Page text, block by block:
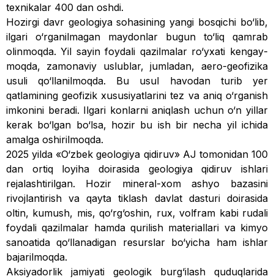
texnikalar 400 dan oshdi.
Hozirgi davr geologiya sohasining yangi bosqichi bo‘lib,
ilgari o‘rganilmagan maydonlar bugun to‘liq qam­rab
olinmoqda. Yil sayin foydali qazilmalar ro‘yxati kengay­
moqda, zamonaviy uslublar, jumladan, aero-­geofizika
usuli qo‘llanilmoqda. Bu usul ha­vodan turib yer
qatlamining geofizik xususiyatlarini tez va aniq o‘rganish
imkonini beradi. Ilgari konlarni aniq­lash uchun o‘n yillar
kerak bo‘lgan bo‘lsa, ho­zir bu ish bir necha yil ichida
amalga oshirilmoqda.
2025 yilda «O‘zbek geologiya qidiruv» AJ tomonidan 100
dan ortiq loyiha doirasida geologiya qidiruv ishlari
rejalashtirilgan. Hozir mineral-xom ashyo bazasini
rivojlantirish va qayta tiklash davlat dasturi doirasida
oltin, kumush, mis, qo‘rg‘oshin, rux, volfram kabi rudali
foydali qazil­malar hamda qurilish materiallari va kimyo
sanoatida qo‘llanadigan resurslar bo‘yicha ham ishlar
baja­rilmoqda.
Aksiyadorlik jamiyati geologik burg‘ilash quduqla­rida